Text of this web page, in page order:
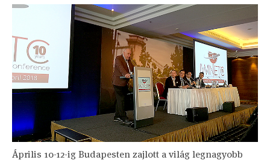
Április 10-12-ig Budapesten zajlott a világ legnagyobb